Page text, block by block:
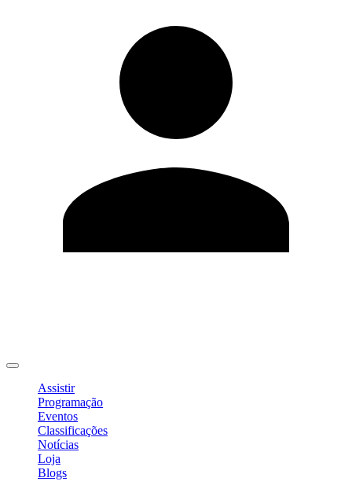
Assistir
Programação
Eventos
Classificações
Notícias
Loja
Blogs